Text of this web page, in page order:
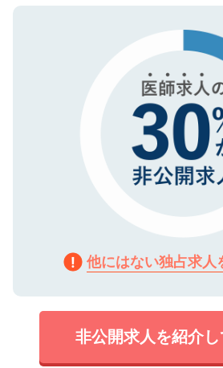
で、機密保持に関しても
ので、まずはご登録くだ
他にはない独占求人
非公開求人を紹介し